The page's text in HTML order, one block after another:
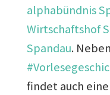
alphabündnis
Wirtschaftshof
Spandau.
findet auch